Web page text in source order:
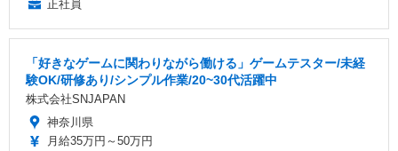
正社員
「好きなゲームに関わりながら働ける」ゲームテスター/未経
験OK/研修あり/シンプル作業/20~30代活躍中
株式会社SNJAPAN
神奈川県
月給35万円～50万円